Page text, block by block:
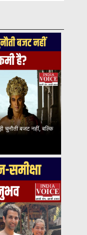
बजट नहीं, बल्कि